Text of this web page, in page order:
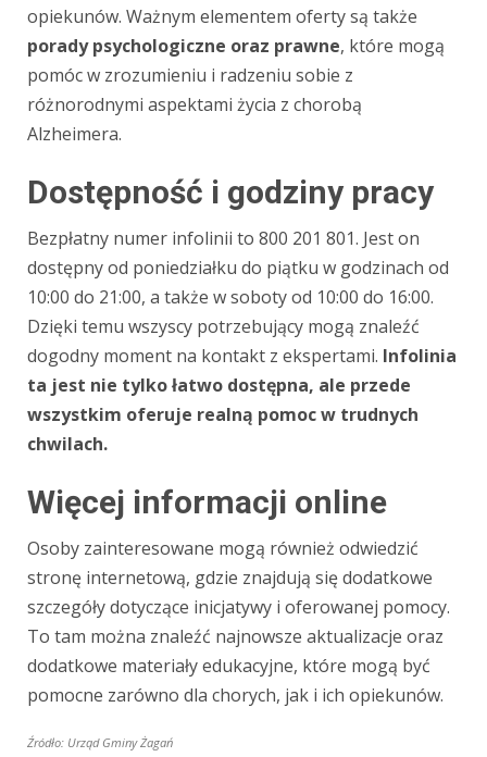
opiekunów. Ważnym elementem oferty są także
porady psychologiczne oraz prawne, które mogą
pomóc w zrozumieniu i radzeniu sobie z
różnorodnymi aspektami życia z chorobą
Alzheimera.
Dostępność i godziny pracy
Bezpłatny numer infolinii to 800 201 801. Jest on
dostępny od poniedziałku do piątku w godzinach od
10:00 do 21:00, a także w soboty od 10:00 do 16:00.
Dzięki temu wszyscy potrzebujący mogą znaleźć
dogodny moment na kontakt z ekspertami. Infolinia
ta jest nie tylko łatwo dostępna, ale przede
wszystkim oferuje realną pomoc w trudnych
chwilach.
Więcej informacji online
Osoby zainteresowane mogą również odwiedzić
stronę internetową, gdzie znajdują się dodatkowe
szczegóły dotyczące inicjatywy i oferowanej pomocy.
To tam można znaleźć najnowsze aktualizacje oraz
dodatkowe materiały edukacyjne, które mogą być
pomocne zarówno dla chorych, jak i ich opiekunów.
Źródło: Urząd Gminy Żagań